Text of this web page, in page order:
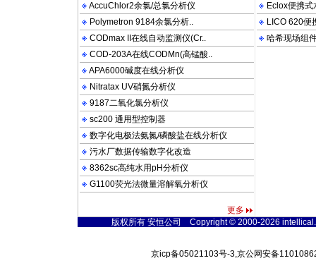
AccuChlor2余氯/总氯分析仪
Polymetron 9184余氯分析..
CODmax II在线自动监测仪(Cr..
COD-203A在线CODMn(高锰酸..
APA6000碱度在线分析仪
Nitratax UV硝氮分析仪
9187二氧化氯分析仪
sc200 通用型控制器
数字化电极法氨氮/磷酸盐在线分析仪
污水厂数据传输数字化改造
8362sc高纯水用pH分析仪
G1100荧光法微量溶解氧分析仪
更多
Eclox便携式
LICO 620便
哈希现场组
版权所有 安恒公司 Copyright © 2000-2026
京icp备05021103号-3,京公网安备